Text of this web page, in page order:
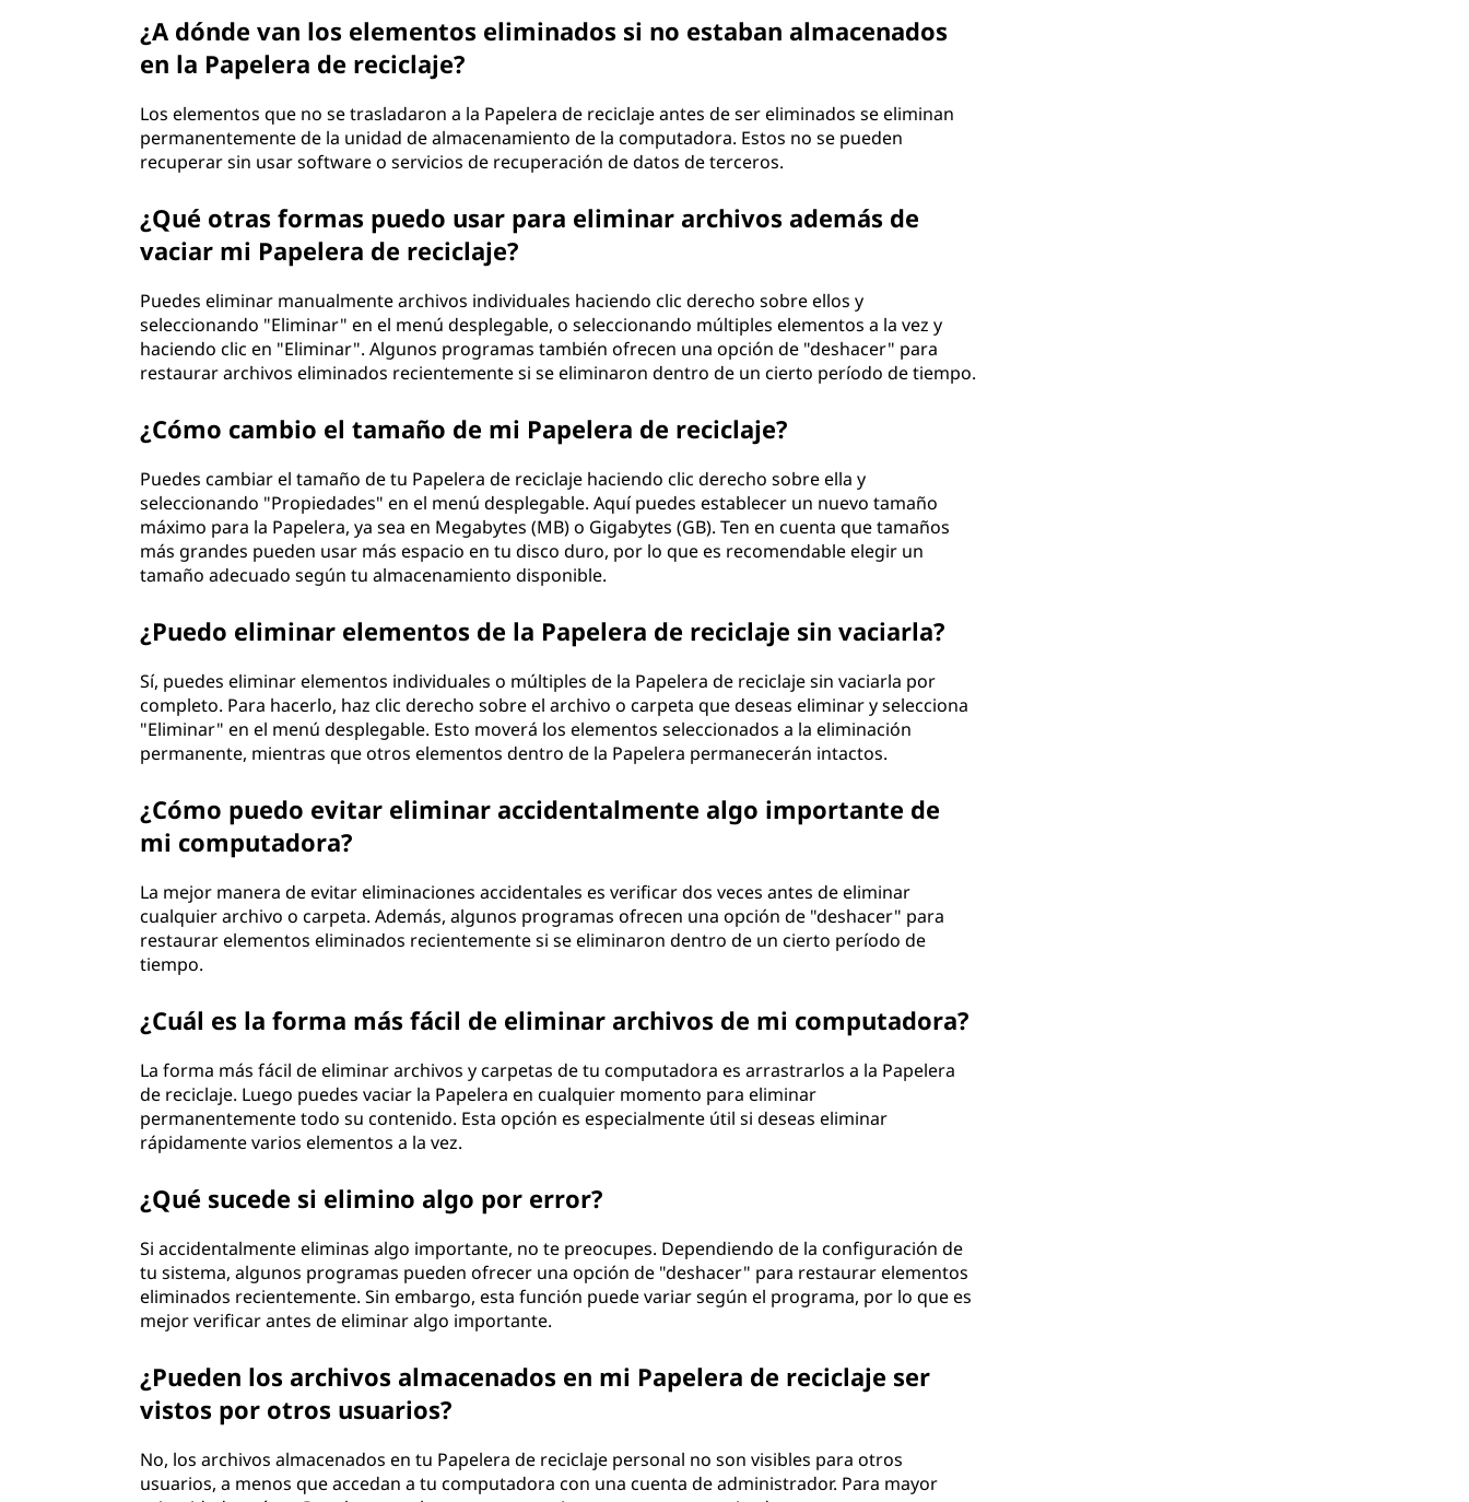
¿A dónde van los elementos eliminados si no estaban almacenados
en la Papelera de reciclaje?
Los elementos que no se trasladaron a la Papelera de reciclaje antes de ser eliminados se eliminan
permanentemente de la unidad de almacenamiento de la computadora. Estos no se pueden
recuperar sin usar software o servicios de recuperación de datos de terceros.
¿Qué otras formas puedo usar para eliminar archivos además de
vaciar mi Papelera de reciclaje?
Puedes eliminar manualmente archivos individuales haciendo clic derecho sobre ellos y
seleccionando "Eliminar" en el menú desplegable, o seleccionando múltiples elementos a la vez y
haciendo clic en "Eliminar". Algunos programas también ofrecen una opción de "deshacer" para
restaurar archivos eliminados recientemente si se eliminaron dentro de un cierto período de tiempo.
¿Cómo cambio el tamaño de mi Papelera de reciclaje?
Puedes cambiar el tamaño de tu Papelera de reciclaje haciendo clic derecho sobre ella y
seleccionando "Propiedades" en el menú desplegable. Aquí puedes establecer un nuevo tamaño
máximo para la Papelera, ya sea en Megabytes (MB) o Gigabytes (GB). Ten en cuenta que tamaños
más grandes pueden usar más espacio en tu disco duro, por lo que es recomendable elegir un
tamaño adecuado según tu almacenamiento disponible.
¿Puedo eliminar elementos de la Papelera de reciclaje sin vaciarla?
Sí, puedes eliminar elementos individuales o múltiples de la Papelera de reciclaje sin vaciarla por
completo. Para hacerlo, haz clic derecho sobre el archivo o carpeta que deseas eliminar y selecciona
"Eliminar" en el menú desplegable. Esto moverá los elementos seleccionados a la eliminación
permanente, mientras que otros elementos dentro de la Papelera permanecerán intactos.
¿Cómo puedo evitar eliminar accidentalmente algo importante de
mi computadora?
La mejor manera de evitar eliminaciones accidentales es verificar dos veces antes de eliminar
cualquier archivo o carpeta. Además, algunos programas ofrecen una opción de "deshacer" para
restaurar elementos eliminados recientemente si se eliminaron dentro de un cierto período de
tiempo.
¿Cuál es la forma más fácil de eliminar archivos de mi computadora?
La forma más fácil de eliminar archivos y carpetas de tu computadora es arrastrarlos a la Papelera
de reciclaje. Luego puedes vaciar la Papelera en cualquier momento para eliminar
permanentemente todo su contenido. Esta opción es especialmente útil si deseas eliminar
rápidamente varios elementos a la vez.
¿Qué sucede si elimino algo por error?
Si accidentalmente eliminas algo importante, no te preocupes. Dependiendo de la configuración de
tu sistema, algunos programas pueden ofrecer una opción de "deshacer" para restaurar elementos
eliminados recientemente. Sin embargo, esta función puede variar según el programa, por lo que es
mejor verificar antes de eliminar algo importante.
¿Pueden los archivos almacenados en mi Papelera de reciclaje ser
vistos por otros usuarios?
No, los archivos almacenados en tu Papelera de reciclaje personal no son visibles para otros
usuarios, a menos que accedan a tu computadora con una cuenta de administrador. Para mayor